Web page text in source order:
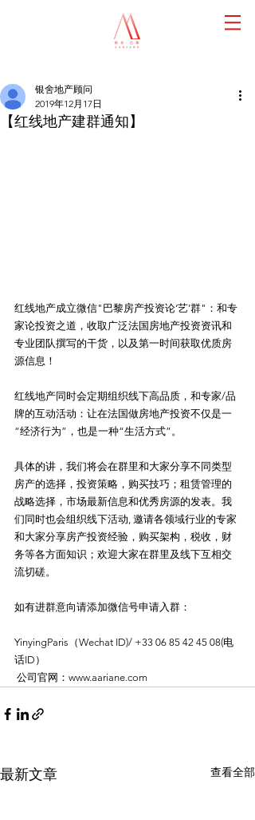
【红线地产建群通知】
银舍地产顾问
2019年12月17日
红线地产成立微信"巴黎房产投资论‘艺’群"：和专
家论投资之道，收取广泛法国房地产投资资讯和
专业团队撰写的干货，以及第一时间获取优质房
源信息！
红线地产同时会定期组织线下高品质，和专家/品
牌的互动活动：让在法国做房地产投资不仅是一
“经济行为”，也是一种“生活方式”。
具体的讲，我们将会在群里和大家分享不同类型
房产的选择，投资策略，购买技巧；租赁管理的
战略选择，市场最新信息和优秀房源的发表。我
们同时也会组织线下活动, 邀请各领域行业的专家
和大家分享房产投资经验，购买架构，税收，财
务等各方面知识；欢迎大家在群里及线下互相交
流切磋。
如有进群意向请添加微信号申请入群：
YinyingParis（Wechat ID)/ +33 06 85 42 45 08(电
话ID）
公司官网：www.aariane.com
最新文章 查看全部